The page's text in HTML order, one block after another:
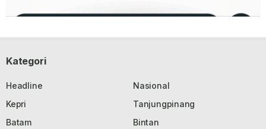
Kategori
Headline
Nasional
Kepri
Tanjungpinang
Batam
Bintan